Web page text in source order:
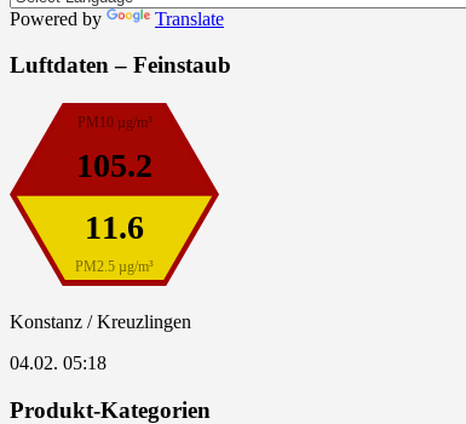
Powered by Translate
Luftdaten – Feinstaub
PM10 µg/m³
PM2.5 µg/m³
105.2
11.6
Konstanz / Kreuzlingen
04.02. 05:18
Produkt-Kategorien